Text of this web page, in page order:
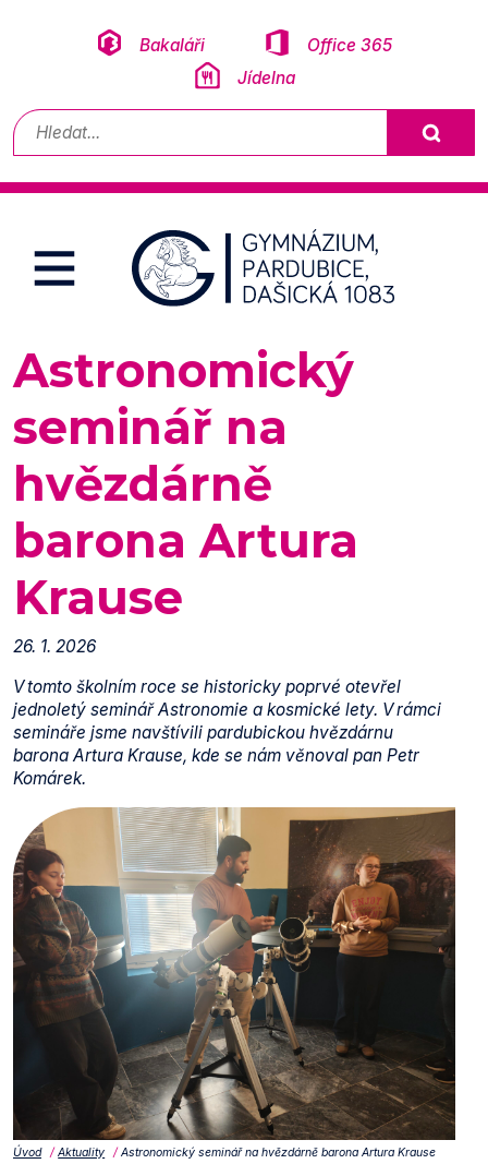
Bakaláři
Office 365
Jídelna
Vyhledávání
Astronomický
seminář na
hvězdárně
barona Artura
Krause
26. 1. 2026
V tomto školním roce se historicky poprvé otevřel
jednoletý seminář Astronomie a kosmické lety. V rámci
semináře jsme navštívili pardubickou hvězdárnu
barona Artura Krause, kde se nám věnoval pan Petr
Komárek.
Úvod Aktuality Astronomický seminář na hvězdárně barona Artura Krause